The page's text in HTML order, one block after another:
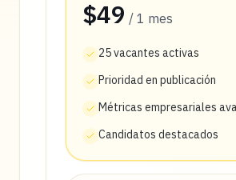
$49 / 1 mes
25 vacantes activas
Prioridad en publicación
Métricas empresariales
Candidatos destacados